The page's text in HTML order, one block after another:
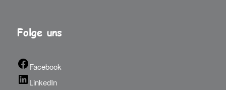
Folge uns
Facebook
LinkedIn